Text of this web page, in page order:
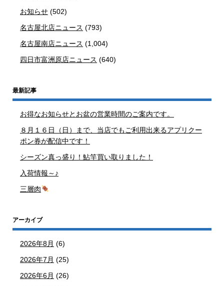
お知らせ (502)
名古屋北店ニュース (793)
名古屋南店ニュース (1,004)
四日市富洲原店ニュース (640)
最新記事
お得なお知らせとお盆の営業時間のご案内です。
８月１６日（日）まで、当店でもご利用出来るアプリクー
ポン券が配信中です！
シーズン真っ盛り！鮎竿買い取りました！
入荷情報～♪
三層肉
アーカイブ
2026年8月 (6)
2026年7月 (25)
2026年6月 (26)